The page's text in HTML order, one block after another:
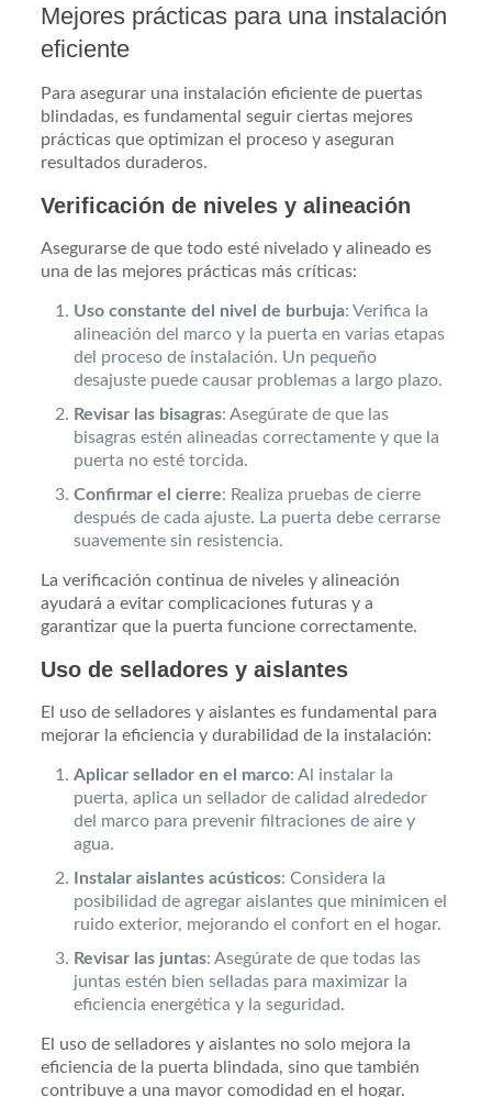
Mejores prácticas para una instalación
eficiente
Para asegurar una instalación eficiente de puertas
blindadas, es fundamental seguir ciertas mejores
prácticas que optimizan el proceso y aseguran
resultados duraderos.
Verificación de niveles y alineación
Asegurarse de que todo esté nivelado y alineado es
una de las mejores prácticas más críticas:
Uso constante del nivel de burbuja: Verifica la
alineación del marco y la puerta en varias etapas
del proceso de instalación. Un pequeño
desajuste puede causar problemas a largo plazo.
Revisar las bisagras: Asegúrate de que las
bisagras estén alineadas correctamente y que la
puerta no esté torcida.
Confirmar el cierre: Realiza pruebas de cierre
después de cada ajuste. La puerta debe cerrarse
suavemente sin resistencia.
La verificación continua de niveles y alineación
ayudará a evitar complicaciones futuras y a
garantizar que la puerta funcione correctamente.
Uso de selladores y aislantes
El uso de selladores y aislantes es fundamental para
mejorar la eficiencia y durabilidad de la instalación:
Aplicar sellador en el marco: Al instalar la
puerta, aplica un sellador de calidad alrededor
del marco para prevenir filtraciones de aire y
agua.
Instalar aislantes acústicos: Considera la
posibilidad de agregar aislantes que minimicen el
ruido exterior, mejorando el confort en el hogar.
Revisar las juntas: Asegúrate de que todas las
juntas estén bien selladas para maximizar la
eficiencia energética y la seguridad.
El uso de selladores y aislantes no solo mejora la
eficiencia de la puerta blindada, sino que también
contribuye a una mayor comodidad en el hogar.